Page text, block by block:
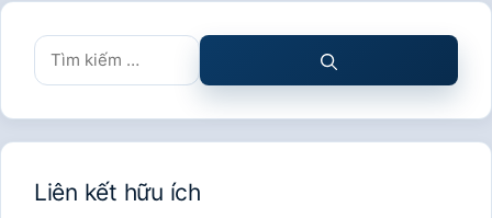
Tìm
kiếm
Liên kết hữu ích